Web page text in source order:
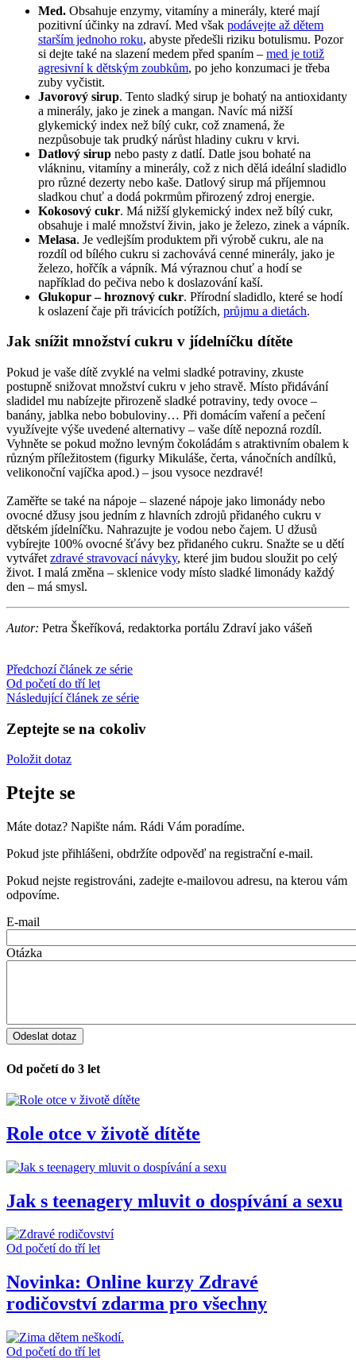
Med. Obsahuje enzymy, vitamíny a minerály, které mají
pozitivní účinky na zdraví. Med však podávejte až dětem
starším jednoho roku, abyste předešli riziku botulismu. Pozor
si dejte také na slazení medem před spaním – med je totiž
agresivní k dětským zoubkům, po jeho konzumaci je třeba
zuby vyčistit.
Javorový sirup. Tento sladký sirup je bohatý na antioxidanty
a minerály, jako je zinek a mangan. Navíc má nižší
glykemický index než bílý cukr, což znamená, že
nezpůsobuje tak prudký nárůst hladiny cukru v krvi.
Datlový sirup nebo pasty z datlí. Datle jsou bohaté na
vlákninu, vitamíny a minerály, což z nich dělá ideální sladidlo
pro různé dezerty nebo kaše. Datlový sirup má příjemnou
sladkou chuť a dodá pokrmům přirozený zdroj energie.
Kokosový cukr. Má nižší glykemický index než bílý cukr,
obsahuje i malé množství živin, jako je železo, zinek a vápník.
Melasa. Je vedlejším produktem při výrobě cukru, ale na
rozdíl od bílého cukru si zachovává cenné minerály, jako je
železo, hořčík a vápník. Má výraznou chuť a hodí se
například do pečiva nebo k doslazování kaší.
Glukopur – hroznový cukr. Přírodní sladidlo, které se hodí
k oslazení čaje při trávicích potížích, průjmu a dietách.
Jak snížit množství cukru v jídelníčku dítěte
Pokud je vaše dítě zvyklé na velmi sladké potraviny, zkuste
postupně snižovat množství cukru v jeho stravě. Místo přidávání
sladidel mu nabízejte přirozeně sladké potraviny, tedy ovoce –
banány, jablka nebo bobuloviny… Při domácím vaření a pečení
využívejte výše uvedené alternativy – vaše dítě nepozná rozdíl.
Vyhněte se pokud možno levným čokoládám s atraktivním obalem k
různým příležitostem (figurky Mikuláše, čerta, vánočních andílků,
velikonoční vajíčka apod.) – jsou vysoce nezdravé!
Zaměřte se také na nápoje – slazené nápoje jako limonády nebo
ovocné džusy jsou jedním z hlavních zdrojů přidaného cukru v
dětském jídelníčku. Nahrazujte je vodou nebo čajem. U džusů
vybírejte 100% ovocné šťávy bez přidaného cukru. Snažte se u dětí
vytvářet zdravé stravovací návyky, které jim budou sloužit po celý
život. I malá změna – sklenice vody místo sladké limonády každý
den – má smysl.
Autor: Petra Škeříková, redaktorka portálu Zdraví jako vášeň
Předchozí článek ze série
Od početí do tří let
Následující článek ze série
Zeptejte se na cokoliv
Položit dotaz
Ptejte se
Máte dotaz? Napište nám. Rádi Vám poradíme.
Pokud jste přihlášeni, obdržíte odpověď na registrační e-mail.
Pokud nejste registrováni, zadejte e-mailovou adresu, na kterou vám
odpovíme.
E-mail
Otázka
Od početí do 3 let
Role otce v životě dítěte
Jak s teenagery mluvit o dospívání a sexu
Od početí do tří let
Novinka: Online kurzy Zdravé
rodičovství zdarma pro všechny
Od početí do tří let